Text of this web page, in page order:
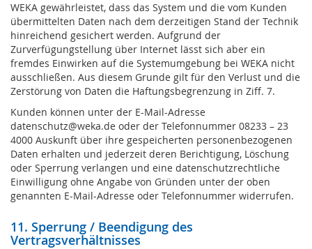
WEKA gewährleistet, dass das System und die vom Kunden
übermittelten Daten nach dem derzeitigen Stand der Technik
hinreichend gesichert werden. Aufgrund der
Zurverfügungstellung über Internet lässt sich aber ein
fremdes Einwirken auf die Systemumgebung bei WEKA nicht
ausschließen. Aus diesem Grunde gilt für den Verlust und die
Zerstörung von Daten die Haftungsbegrenzung in Ziff. 7.
Kunden können unter der E-Mail-Adresse
datenschutz@weka.de oder der Telefonnummer 08233 – 23
4000 Auskunft über ihre gespeicherten personenbezogenen
Daten erhalten und jederzeit deren Berichtigung, Löschung
oder Sperrung verlangen und eine datenschutzrechtliche
Einwilligung ohne Angabe von Gründen unter der oben
genannten E-Mail-Adresse oder Telefonnummer widerrufen.
11. Sperrung / Beendigung des
Vertragsverhältnisses